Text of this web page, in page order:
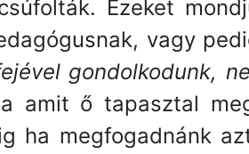
Ezeket
vagy
gondolkodunk,
amit ő tapasztal
ha megfogadnánk